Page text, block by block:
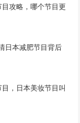
攻略，哪个节目更
日本减肥节目背后
，日本美妆节目叫